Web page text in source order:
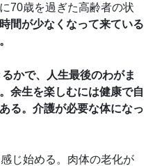
70歳を過ぎた高齢者の状
間が少なくなって来ている
かで、人生最後のわがま
余生を楽しむには健康で自
る。介護が必要な体になっ
じ始める。肉体の老化が